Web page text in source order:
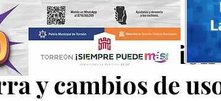
de regularización
y cambios de